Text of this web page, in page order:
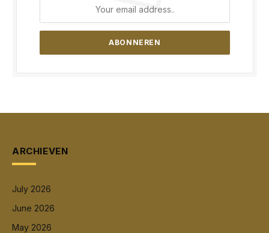
ARCHIEVEN
July 2026
June 2026
May 2026